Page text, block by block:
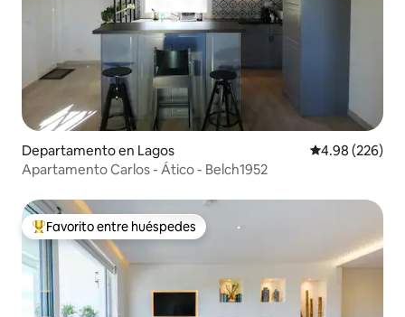
Departamento en Lagos Calificación
4.98 (226)
Apartamento Carlos - Ático - Belch1952
De los mejores en Favorito entre huéspedes
Favorito entre huéspedes